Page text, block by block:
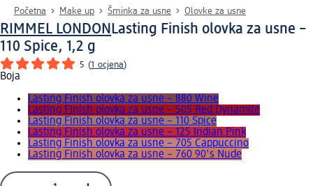
Početna Make up Šminka za usne Olovke za usne
RIMMEL LONDONLasting Finish olovka za usne –
110 Spice, 1,2 g
5 (1 ocjena)
Boja
Lasting Finish olovka za usne – 880 Wine
Lasting Finish olovka za usne – 505 Red Dynamite
Lasting Finish olovka za usne – 110 Spice
Lasting Finish olovka za usne – 125 Indian Pink
Lasting Finish olovka za usne – 705 Cappuccino
Lasting Finish olovka za usne – 760 90's Nude